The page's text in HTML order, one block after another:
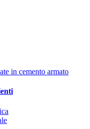
in cemento armato